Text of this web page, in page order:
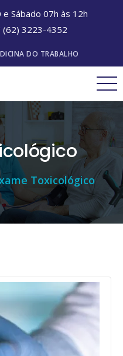
Sábado 07h às 12h
3223-4352
DO TRABALHO
Toxicológico